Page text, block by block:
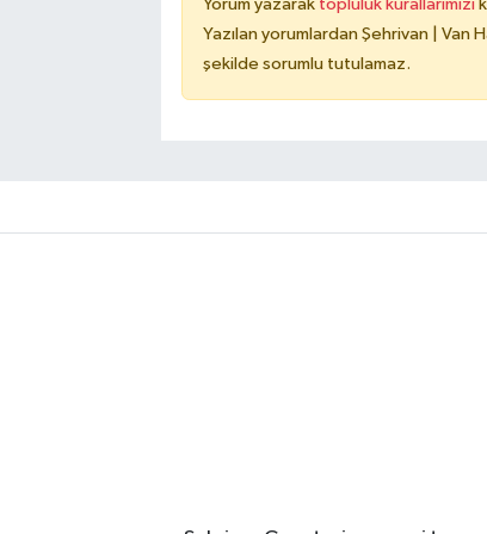
Yorum yazarak topluluk kurallarımızı
Yazılan yorumlardan Şehrivan | Van
şekilde sorumlu tutulamaz.